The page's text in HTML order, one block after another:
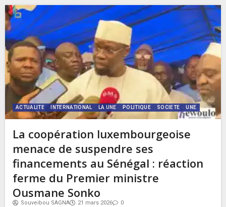
ACTUALITE INTERNATIONAL LA UNE POLITIQUE SOCIETE UNE
La coopération luxembourgeoise
menace de suspendre ses
financements au Sénégal : réaction
ferme du Premier ministre
Ousmane Sonko
Souveibou SAGNA 21 mars 2026 0